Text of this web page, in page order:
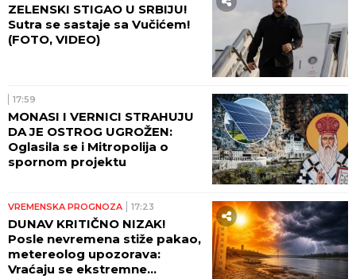
ZELENSKI STIGAO U SRBIJU!
Sutra se sastaje sa Vučićem!
(FOTO, VIDEO)
17:59
MONASI I VERNICI STRAHUJU
DA JE OSTROG UGROŽEN:
Oglasila se i Mitropolija o
spornom projektu
VREMENSKA PROGNOZA 17:23
DUNAV KRITIČNO NIZAK!
Posle nevremena stiže pakao,
metereolog upozorava:
Vraćaju se ekstremne